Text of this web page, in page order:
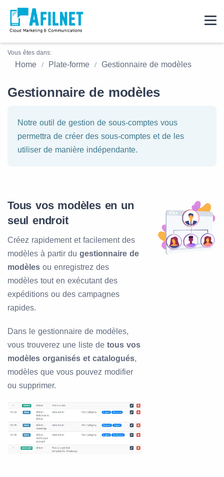
Vous êtes dans:
Home Plate-forme Gestionnaire de modèles
Gestionnaire de modèles
Notre outil de gestion de sous-comptes vous
permettra de créer des sous-comptes et de les
utiliser de manière indépendante.
Tous vos modèles en un
seul endroit
Créez rapidement et facilement des
modèles à partir du gestionnaire de
modèles ou enregistrez des
modèles tout en exécutant des
expéditions ou des campagnes
rapides.
Dans le gestionnaire de modèles,
vous trouverez une liste de tous vos
modèles organisés et catalogués,
modèles que vous pouvez modifier
ou supprimer.